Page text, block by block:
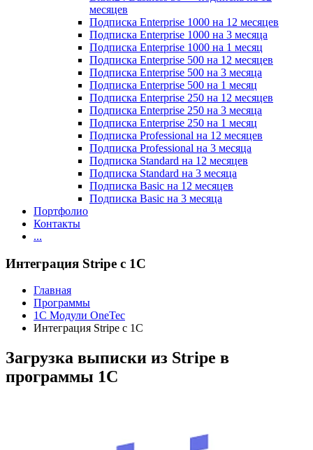
месяцев
Подписка Enterprise 1000 на 12 месяцев
Подписка Enterprise 1000 на 3 месяца
Подписка Enterprise 1000 на 1 месяц
Подписка Enterprise 500 на 12 месяцев
Подписка Enterprise 500 на 3 месяца
Подписка Enterprise 500 на 1 месяц
Подписка Enterprise 250 на 12 месяцев
Подписка Enterprise 250 на 3 месяца
Подписка Enterprise 250 на 1 месяц
Подписка Professional на 12 месяцев
Подписка Professional на 3 месяца
Подписка Standard на 12 месяцев
Подписка Standard на 3 месяца
Подписка Basic на 12 месяцев
Подписка Basic на 3 месяца
Портфолио
Контакты
...
Интеграция Stripe с 1C
Главная
Программы
1C Модули OneTec
Интеграция Stripe с 1C
Загрузка выписки из Stripe в
программы 1C